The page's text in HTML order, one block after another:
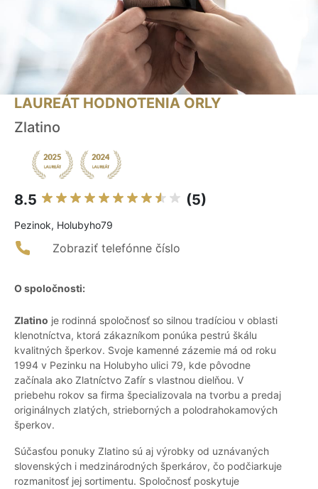
LAUREÁT HODNOTENIA ORLY
Zlatino
8.5 (5)
Pezinok, Holubyho79
Zobraziť telefónne číslo
O spoločnosti:
Zlatino je rodinná spoločnosť so silnou tradíciou v oblasti
klenotníctva, ktorá zákazníkom ponúka pestrú škálu
kvalitných šperkov. Svoje kamenné zázemie má od roku
1994 v Pezinku na Holubyho ulici 79, kde pôvodne
začínala ako Zlatníctvo Zafír s vlastnou dielňou. V
priebehu rokov sa firma špecializovala na tvorbu a predaj
originálnych zlatých, strieborných a polodrahokamových
šperkov.
Súčasťou ponuky Zlatino sú aj výrobky od uznávaných
slovenských i medzinárodných šperkárov, čo podčiarkuje
rozmanitosť jej sortimentu. Spoločnosť poskytuje